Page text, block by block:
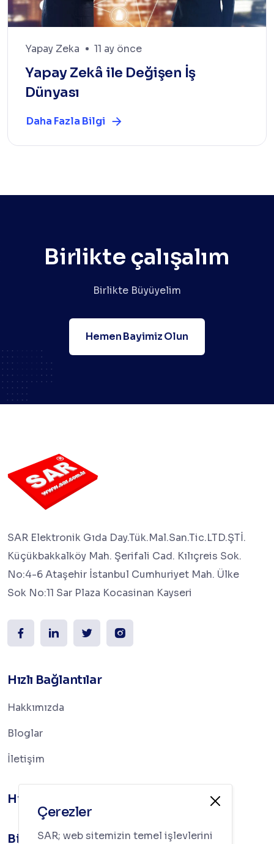
Yapay Zeka 11 ay önce
Yapay Zekâ ile Değişen İş
Dünyası
Daha Fazla Bilgi
Birlikte çalışalım
Birlikte Büyüyelim
Hemen Bayimiz Olun
SAR Elektronik Gıda Day.Tük.Mal.San.Tic.LTD.ŞTİ.
Küçükbakkalköy Mah. Şerifali Cad. Kılıçreis Sok.
No:4-6 Ataşehir İstanbul Cumhuriyet Mah. Ülke
Sok No:11 Sar Plaza Kocasinan Kayseri
Hızlı Bağlantılar
Hakkımızda
Bloglar
İletişim
Hizmetler
Bilgi
Çerezler
SAR; web sitemizin temel işlevlerini